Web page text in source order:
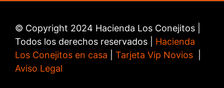
© Copyright 2024 Hacienda Los Conejitos |
Todos los derechos reservados | Hacienda
Los Conejitos en casa
Tarjeta Vip Novios
Aviso Legal